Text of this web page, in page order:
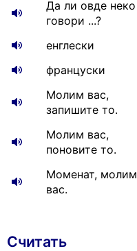
Да ли овде неко
говори ...?
енглески
француски
Молим вас,
запишите то.
Молим вас,
поновите то.
Моменат, молим
вас.
Считать